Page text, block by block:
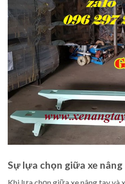
Sự lựa chọn giữa xe nâng